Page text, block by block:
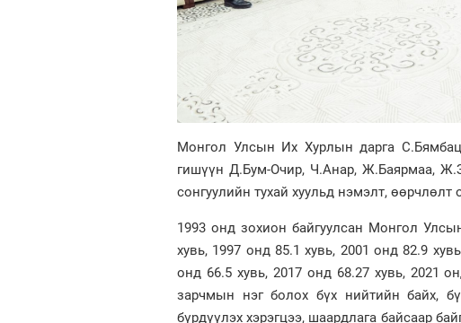
Монгол Улсын Их Хурлын дарга
гишүүн Д.Бум-Очир, Ч.Анар, Ж.Баярмаа,
сонгуулийн тухай хуульд нэмэлт, өөрчлөлт
1993 онд зохион байгуулсан Монгол
хувь, 1997 онд 85.1 хувь, 2001 онд 82.9
онд 66.5 хувь, 2017 онд 68.27 хувь, 2021
зарчмын нэг болох бүх нийтийн байх,
бүрдүүлэх хэрэгцээ, шаардлага байсаар